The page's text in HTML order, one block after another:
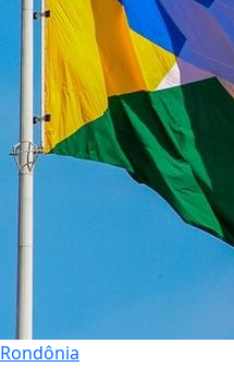
Rondônia